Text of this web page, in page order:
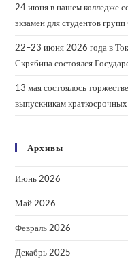
24 июня в нашем колледже
экзамен для студентов
22–23 июня 2026 года в
Скрябина состоялся
13 мая состоялось
выпускникам
Архивы
Июнь 2026
Май 2026
Февраль 2026
Декабрь 2025